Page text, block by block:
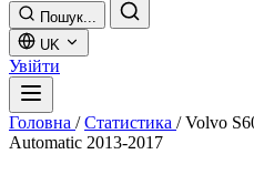
Пошук...
UK
Увійти
Головна / Статистика / Volvo
Automatic 2013-2017